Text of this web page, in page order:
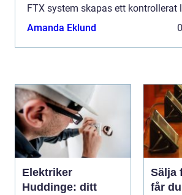
FTX system skapas ett kontrollerat
den varma fr&arin...
Amanda Eklund
Elektriker
Huddinge: ditt
Sälja
får